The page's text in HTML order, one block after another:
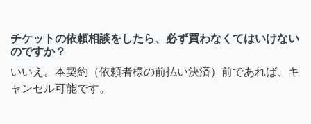
チケットの依頼相談をしたら、必ず買わなくてはいけない
のですか？
いいえ。本契約（依頼者様の前払い決済）前であれば、キ
ャンセル可能です。